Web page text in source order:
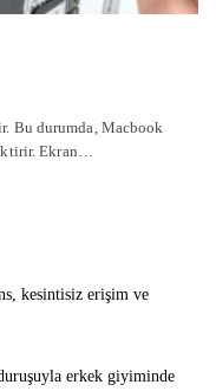
Bu durumda, Macbook
Ekran…
kesintisiz erişim ve
erkek giyiminde